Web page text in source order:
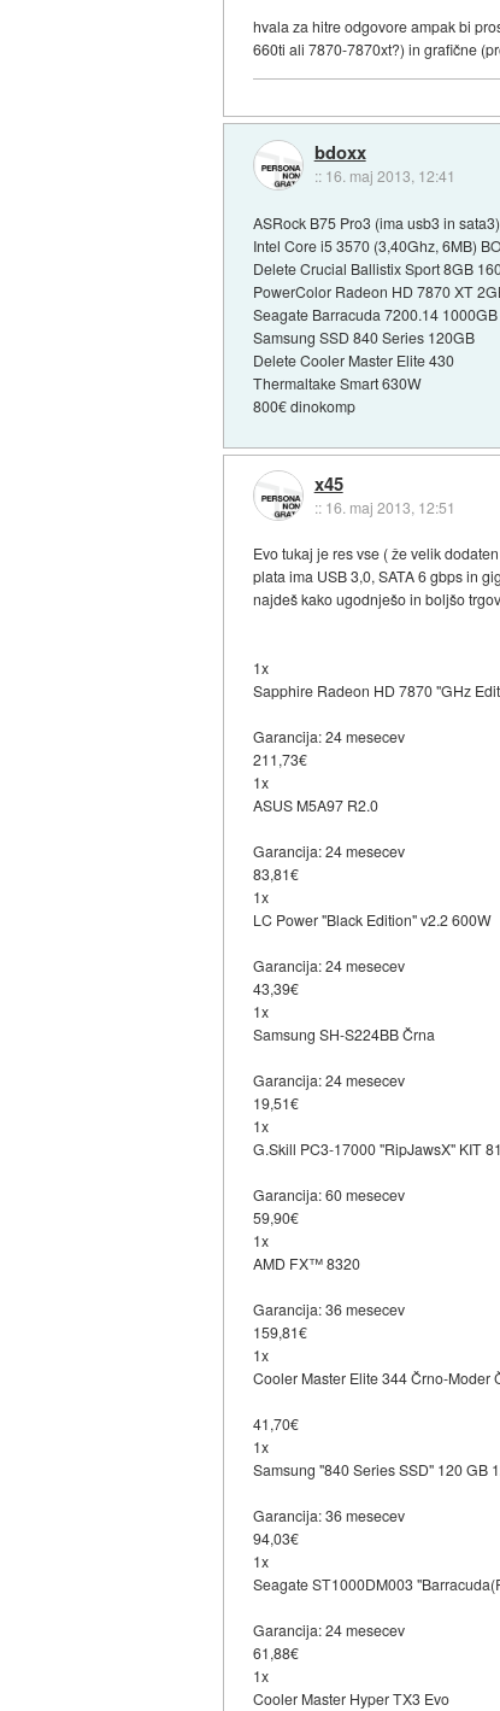
hvala za hitre odgovore ampak bi
660ti ali 7870-7870xt?) in grafične
bdoxx
:: 16. maj 2013, 12:41
ASRock B75 Pro3 (ima usb3 in sata3)
Intel Core i5 3570 (3,40Ghz, 6MB)
Delete Crucial Ballistix Sport 8GB
PowerColor Radeon HD 7870 XT
Seagate Barracuda 7200.14
Samsung SSD 840 Series 120GB
Delete Cooler Master Elite 430
Thermaltake Smart 630W
800€ dinokomp
x45
:: 16. maj 2013, 12:51
Evo tukaj je res vse ( že velik
plata ima USB 3,0, SATA 6 gbps in
najdeš kako ugodnješo in boljšo
1x
Sapphire Radeon HD 7870 "GHz
Garancija: 24 mesecev
211,73€
1x
ASUS M5A97 R2.0
Garancija: 24 mesecev
83,81€
1x
LC Power "Black Edition" v2.2 600W
Garancija: 24 mesecev
43,39€
1x
Samsung SH-S224BB Črna
Garancija: 24 mesecev
19,51€
1x
G.Skill PC3-17000 "RipJawsX" KIT
Garancija: 60 mesecev
59,90€
1x
AMD FX™ 8320
Garancija: 36 mesecev
159,81€
1x
Cooler Master Elite 344 Črno-Moder
41,70€
1x
Samsung "840 Series SSD" 120 GB
Garancija: 36 mesecev
94,03€
1x
Seagate ST1000DM003
Garancija: 24 mesecev
61,88€
1x
Cooler Master Hyper TX3 Evo